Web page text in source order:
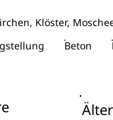
Klöster,
Beton